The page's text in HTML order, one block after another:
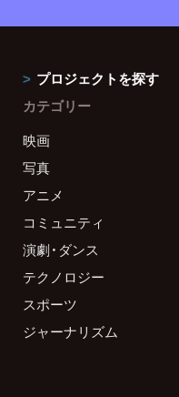
プロジェクトを探す
カテゴリー
映画
写真
アニメ
コミュニティ
演劇・ダンス
テクノロジー
スポーツ
ジャーナリズム